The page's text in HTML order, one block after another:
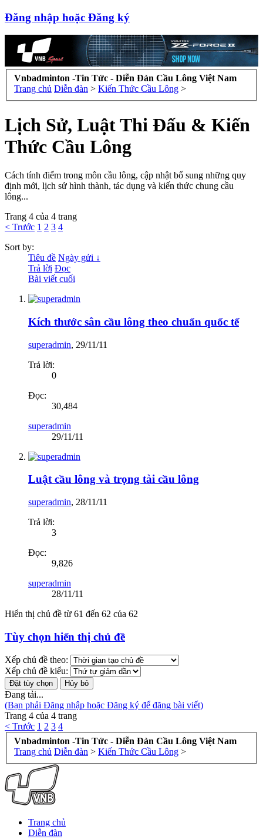
Đăng nhập hoặc Đăng ký
Vnbadminton -Tin Tức - Diễn Đàn Cầu Lông Việt Nam
Trang chủ Diễn đàn > Kiến Thức Cầu Lông >
Lịch Sử, Luật Thi Đấu & Kiến
Thức Cầu Lông
Cách tính điểm trong môn cầu lông, cập nhật bổ sung những quy
định mới, lịch sử hình thành, tác dụng và kiến thức chung cầu
lông...
Trang 4 của 4 trang
< Trước 1 2 3 4
Sort by:
Tiêu đề Ngày gửi ↓
Trả lời Đọc
Bài viết cuối
Kích thước sân cầu lông theo chuẩn quốc tế
superadmin, 29/11/11
Trả lời:
0
Đọc:
30,484
superadmin
29/11/11
Luật cầu lông và trọng tài cầu lông
superadmin, 28/11/11
Trả lời:
3
Đọc:
9,826
superadmin
28/11/11
Hiển thị chủ đề từ 61 đến 62 của 62
Tùy chọn hiển thị chủ đề
Xếp chủ đề theo:
Xếp chủ đề kiểu:
Đang tải...
(Bạn phải Đăng nhập hoặc Đăng ký để đăng bài viết)
Trang 4 của 4 trang
< Trước 1 2 3 4
Vnbadminton -Tin Tức - Diễn Đàn Cầu Lông Việt Nam
Trang chủ Diễn đàn > Kiến Thức Cầu Lông >
Trang chủ
Diễn đàn